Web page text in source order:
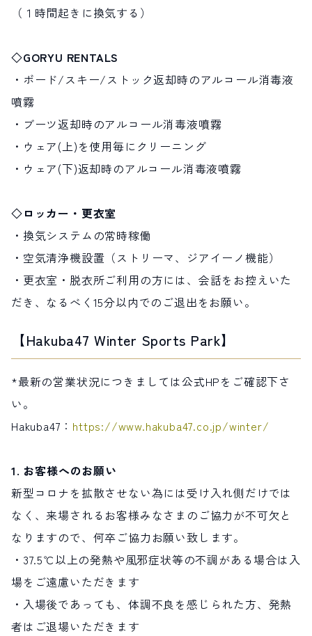
（１時間起きに換気する）
◇GORYU RENTALS
・ボード/スキー/ストック返却時のアルコール消毒液
噴霧
・ブーツ返却時のアルコール消毒液噴霧
・ウェア(上)を使用毎にクリーニング
・ウェア(下)返却時のアルコール消毒液噴霧
◇ロッカー・更衣室
・換気システムの常時稼働
・空気清浄機設置（ストリーマ、ジアイーノ機能）
・更衣室・脱衣所ご利用の方には、会話をお控えいた
だき、なるべく15分以内でのご退出をお願い。
【Hakuba47 Winter Sports Park】
*最新の営業状況につきましては公式HPをご確認下さ
い。
Hakuba47： https://www.hakuba47.co.jp/winter/
1. お客様へのお願い
新型コロナを拡散させない為には受け入れ側だけでは
なく、来場されるお客様みなさまのご協力が不可欠と
なりますので、何卒ご協力お願い致します。
・37.5℃以上の発熱や風邪症状等の不調がある場合は入
場をご遠慮いただきます
・入場後であっても、体調不良を感じられた方、発熱
者はご退場いただきます